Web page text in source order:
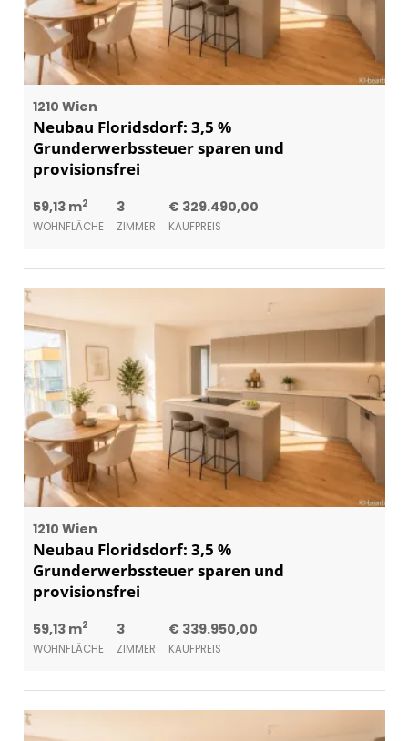
1210 Wien
Neubau Floridsdorf: 3,5 %
Grunderwerbssteuer sparen und
provisionsfrei
59,13 m2
WOHNFLÄCHE
3
ZIMMER
€ 329.490,00
KAUFPREIS
1210 Wien
Neubau Floridsdorf: 3,5 %
Grunderwerbssteuer sparen und
provisionsfrei
59,13 m2
WOHNFLÄCHE
3
ZIMMER
€ 339.950,00
KAUFPREIS